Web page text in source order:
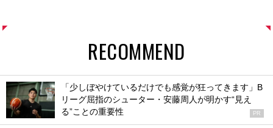
RECOMMEND
「少しぼやけているだけでも感覚が狂ってきます」B
リーグ屈指のシューター・安藤周人が明かす“見え
る”ことの重要性
PR